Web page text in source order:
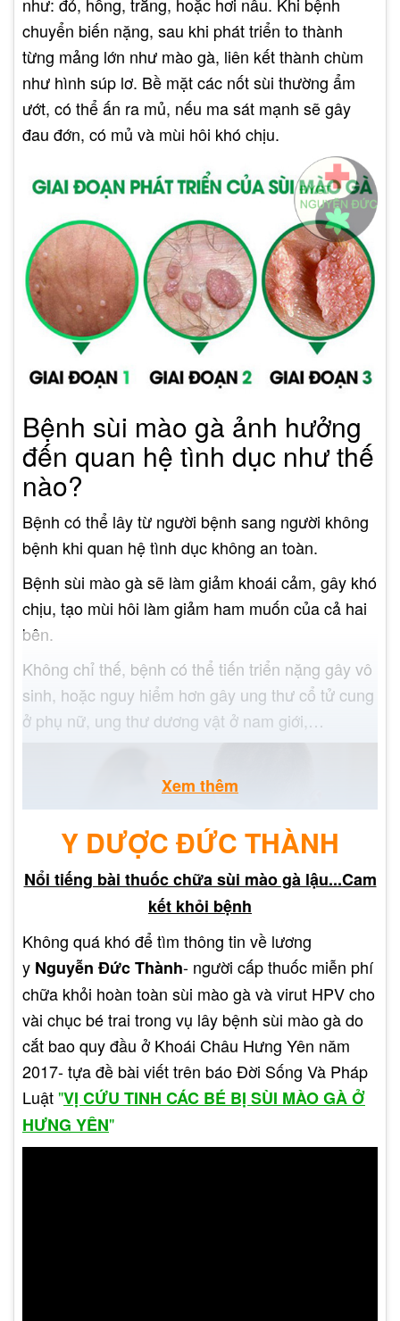
chuyển biến nặng, sau khi phát triển to thành
từng mảng lớn như mào gà, liên kết thành chùm
như hình súp lơ. Bề mặt các nốt sùi thường ẩm
ướt, có thể ấn ra mủ, nếu ma sát mạnh sẽ gây
đau đớn, có mủ và mùi hôi khó chịu.
Bệnh sùi mào gà ảnh hưởng
đến quan hệ tình dục như thế
nào?
Bệnh có thể lây từ người bệnh sang người không
bệnh khi quan hệ tình dục không an toàn.
Bệnh sùi mào gà sẽ làm giảm khoái cảm, gây khó
chịu, tạo mùi hôi làm giảm ham muốn của cả hai
bên.
Không chỉ thế, bệnh có thể tiến triển nặng gây vô
sinh, hoặc nguy hiểm hơn gây ung thư cổ tử cung
ở phụ nữ, ung thư dương vật ở nam giới,…
Hết sùi mào gà thì bao lâu
được quan hệ lại ?
Như bạn đã biết, bệnh sùi mào gà là căn bệnh xã
hội phổ biến và có mức lây lan nhanh chóng. Vì
vậy không nên quan hệ với người có mang bệnh,
hoặc dùng bao cao su khi quan hệ để bảo vệ bản
thân khỏi lây nhiễm.
Xem thêm
Y DƯỢC ĐỨC THÀNH
Nổi tiếng bài thuốc chữa sùi mào gà lậu...Cam
kết khỏi bệnh
Không quá khó để tìm thông tin về lương
y Nguyễn Đức Thành- người cấp thuốc miễn phí
chữa khỏi hoàn toàn sùi mào gà và virut HPV cho
vài chục bé trai trong vụ lây bệnh sùi mào gà do
cắt bao quy đầu ở Khoái Châu Hưng Yên năm
2017- tựa đề bài viết trên báo Đời Sống Và Pháp
Luật "VỊ CỨU TINH CÁC BÉ BỊ SÙI MÀO GÀ Ở
HƯNG YÊN"